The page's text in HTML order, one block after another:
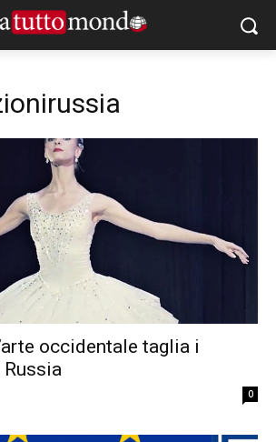
occidentale taglia i
0